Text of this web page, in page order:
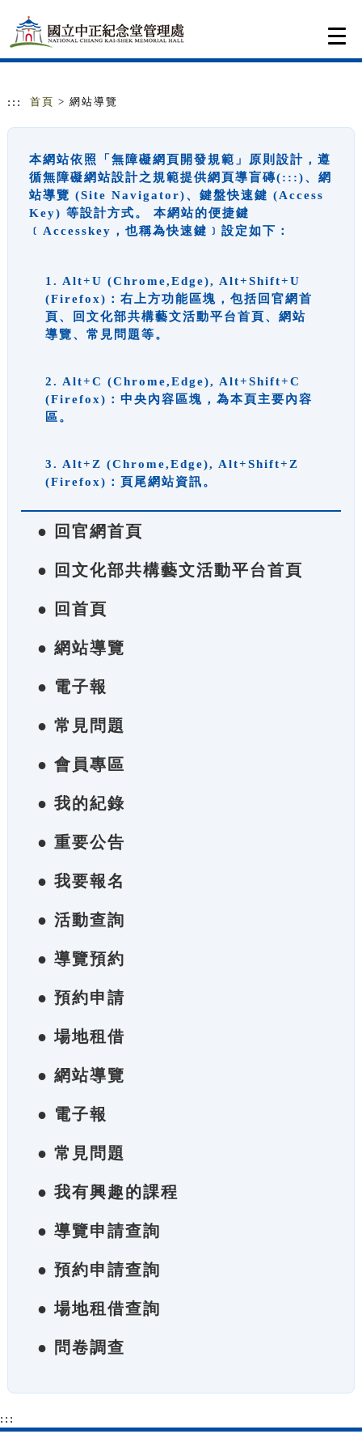
::: 首頁 > 網站導覽
本網站依照「無障礙網頁開發規範」原則設計，遵
循無障礙網站設計之規範提供網頁導盲磚(:::)、網
站導覽 (Site Navigator)、鍵盤快速鍵 (Access
Key) 等設計方式。 本網站的便捷鍵
﹝Accesskey，也稱為快速鍵﹞設定如下：
1. Alt+U (Chrome,Edge), Alt+Shift+U
(Firefox)：右上方功能區塊，包括回官網首
頁、回文化部共構藝文活動平台首頁、網站
導覽、常見問題等。
2. Alt+C (Chrome,Edge), Alt+Shift+C
(Firefox)：中央內容區塊，為本頁主要內容
區。
3. Alt+Z (Chrome,Edge), Alt+Shift+Z
(Firefox)：頁尾網站資訊。
● 回官網首頁
● 回文化部共構藝文活動平台首頁
● 回首頁
● 網站導覽
● 電子報
● 常見問題
● 會員專區
● 我的紀錄
● 重要公告
● 我要報名
● 活動查詢
● 導覽預約
● 預約申請
● 場地租借
● 網站導覽
● 電子報
● 常見問題
● 我有興趣的課程
● 導覽申請查詢
● 預約申請查詢
● 場地租借查詢
● 問卷調查
:::